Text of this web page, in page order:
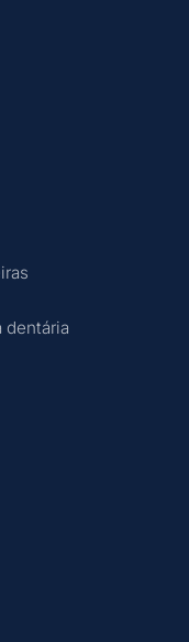
dentária